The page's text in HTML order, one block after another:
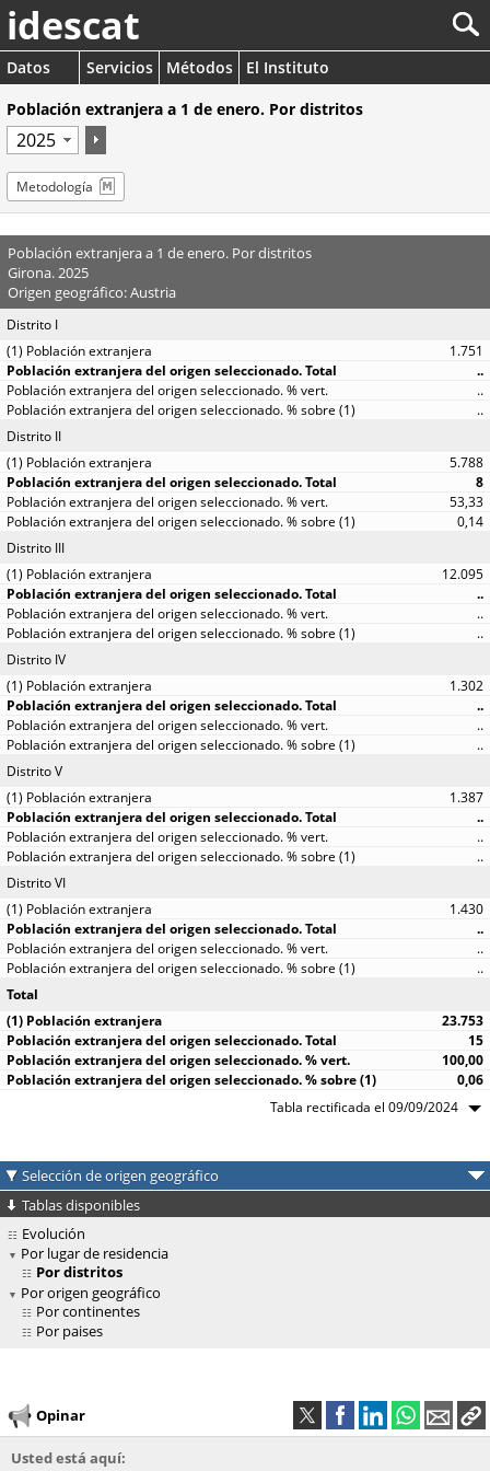
idescat
Datos Servicios Métodos
El Instituto
Población extranjera a 1 de enero. Por distritos
Metodología
Población extranjera a 1 de enero. Por distritos
Girona. 2025
Origen geográfico: Austria
Distrito I
1.751
..
..
..
Distrito II
5.788
8
53,33
0,14
Distrito III
12.095
..
..
..
Distrito IV
1.302
..
..
..
Distrito V
1.387
..
..
..
Distrito VI
1.430
..
..
..
Total
23.753
15
100,00
0,06
Tabla rectificada el 09/09/2024
Selección de origen geográfico
Tablas disponibles
Evolución
Por lugar de residencia
Por distritos
Por origen geográfico
Por continentes
Por paises
Opinar
Usted está aquí: